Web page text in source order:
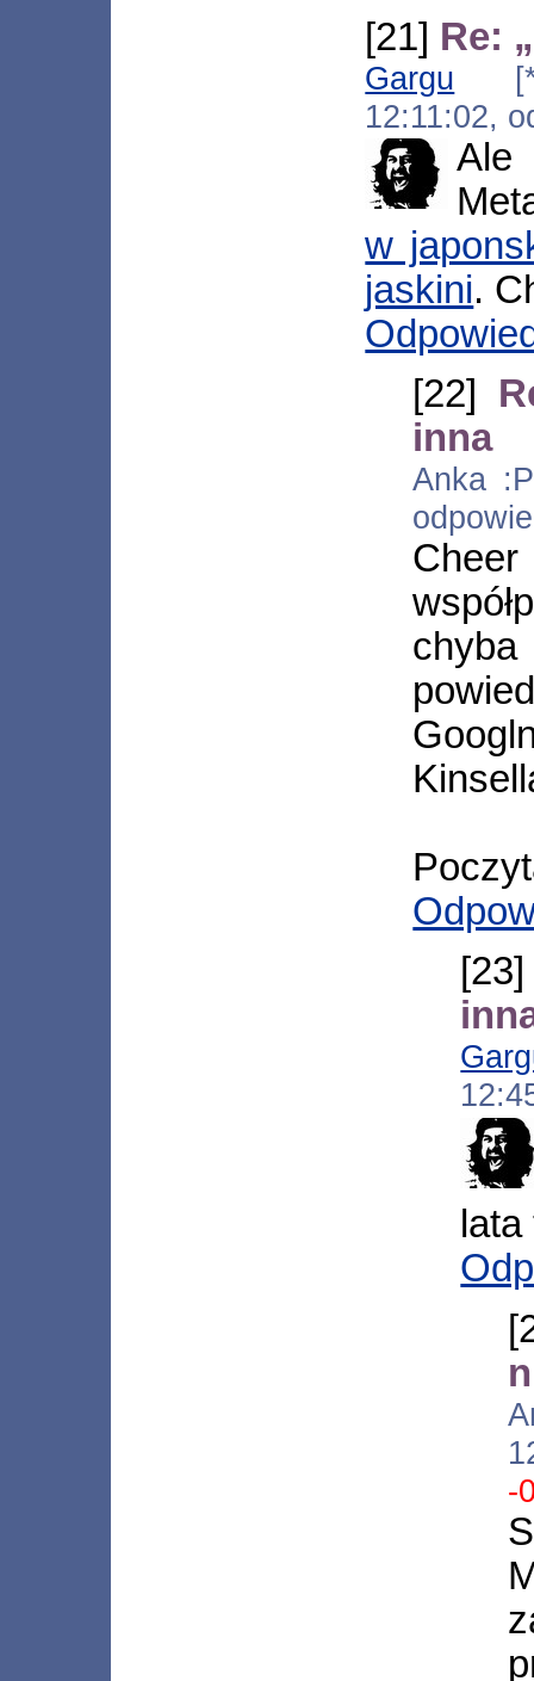
[21] Re:
Gargu
12:11:02,
Ale
w
jaskini.
[22]
inna
Anka
-